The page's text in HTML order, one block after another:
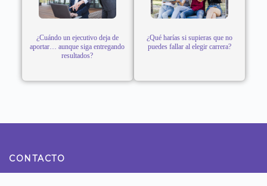
¿Cuándo un ejecutivo deja de
aportar… aunque siga entregando
resultados?
¿Qué harías si supieras que no
puedes fallar al elegir carrera?
CONTACTO